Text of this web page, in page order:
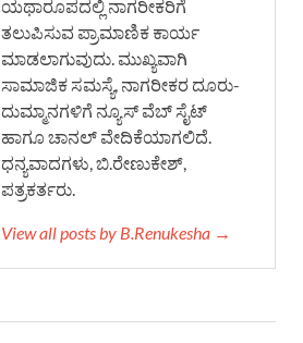
ಯಥಾರೂಪದಲ್ಲಿ ನಾಗರೀಕರಿಗೆ
ತಲುಪಿಸುವ ಪ್ರಾಮಾಣಿಕ ಕಾರ್ಯ
ಮಾಡಲಾಗುವುದು. ಮುಖ್ಯವಾಗಿ
ಸಾಮಾಜಿಕ ಸಮಸ್ಯೆ, ನಾಗರೀಕರ ದೂರು-
ದುಮ್ಮಾನಗಳಿಗೆ ನ್ಯೂಸ್ ವೆಬ್ ಸೈಟ್
ಹಾಗೂ ಚಾನಲ್ ವೇದಿಕೆಯಾಗಲಿದೆ.
ಧನ್ಯವಾದಗಳು, ಬಿ.ರೇಣುಕೇಶ್,
ಪತ್ರಕರ್ತರು.
View all posts by B.Renukesha →